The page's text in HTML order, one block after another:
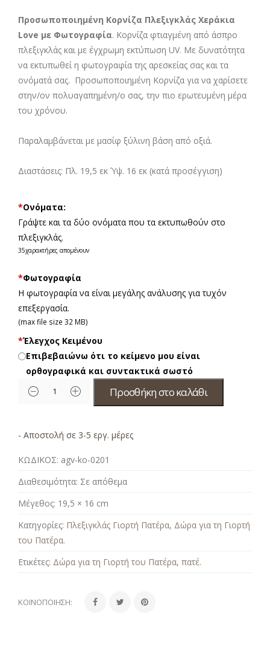
Προσωποποιημένη Κορνίζα Πλεξιγκλάς Χεράκια
Love με Φωτογραφία. Κορνίζα φτιαγμένη από άσπρο
πλεξιγκλάς και με έγχρωμη εκτύπωση UV. Με δυνατότητα
να εκτυπωθεί η φωτογραφία της αρεσκείας σας και τα
ονόματά σας. Προσωποποιημένη Κορνίζα για να χαρίσετε
στην/ον πολυαγαπημένη/ο σας, την πιο ερωτευμένη μέρα
του χρόνου.
Παραλαμβάνεται με μασίφ ξύλινη βάση από οξιά.
Διαστάσεις: Πλ. 19,5 εκ Ύψ. 16 εκ (κατά προσέγγιση)
*Ονόματα:
Γράψτε και τα δύο ονόματα που τα εκτυπωθούν στο
πλεξιγκλάς.
35χαρακτήρες απομένουν
*Φωτογραφία
Η φωτογραφία να είναι μεγάλης ανάλυσης για τυχόν
επεξεργασία.
(max file size 32 MB)
*Έλεγχος Κειμένου
Επιβεβαιώνω ότι το κείμενο μου είναι
ορθογραφικά και συντακτικά σωστό
Προσθήκη στο καλάθι
- Αποστολή σε 3-5 εργ. μέρες
ΚΩΔΙΚΟΣ: agv-ko-0201
Διαθεσιμότητα: Σε απόθεμα
Μέγεθος: 19,5 × 16 cm
Κατηγορίες: Πλεξιγκλάς Γιορτή Πατέρα, Δώρα για τη Γιορτή
του Πατέρα.
Ετικέτες: Δώρα για τη Γιορτή του Πατέρα, πατέ.
ΚΟΙΝΟΠΟΊΗΣΗ: